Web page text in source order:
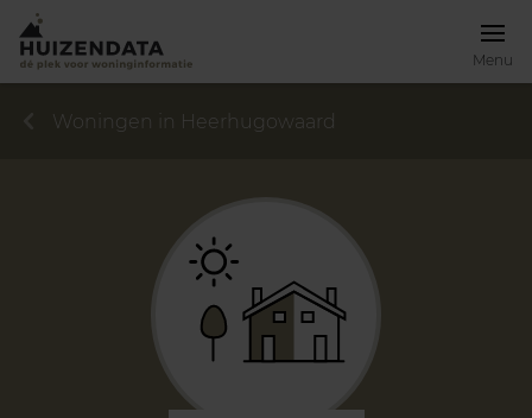
Menu
Woningen in Heerhugowaard